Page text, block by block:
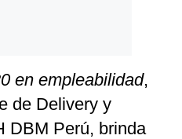
en empleabilidad,
de Delivery y
DBM Perú, brinda